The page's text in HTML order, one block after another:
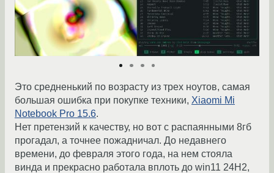
Это средненький по возрасту из трех ноутов, самая
большая ошибка при покупке техники, Xiaomi Mi
Notebook Pro 15.6.
Нет претензий к качеству, но вот с распаянными 8гб
прогадал, а точнее пожадничал. До недавнего
времени, до февраля этого года, на нем стояла
винда и прекрасно работала вплоть до win11 24H2,